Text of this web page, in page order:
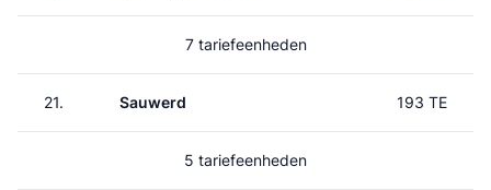
7 tariefeenheden
21. Sauwerd 193 TE
5 tariefeenheden